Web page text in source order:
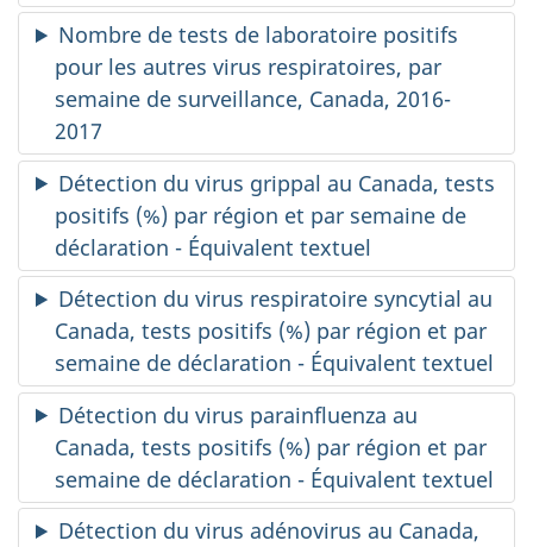
Nombre de tests de laboratoire positifs
pour les autres virus respiratoires, par
semaine de surveillance, Canada, 2016-
2017
Détection du virus grippal au Canada, tests
positifs (%) par région et par semaine de
déclaration - Équivalent textuel
Détection du virus respiratoire syncytial au
Canada, tests positifs (%) par région et par
semaine de déclaration - Équivalent textuel
Détection du virus parainfluenza au
Canada, tests positifs (%) par région et par
semaine de déclaration - Équivalent textuel
Détection du virus adénovirus au Canada,